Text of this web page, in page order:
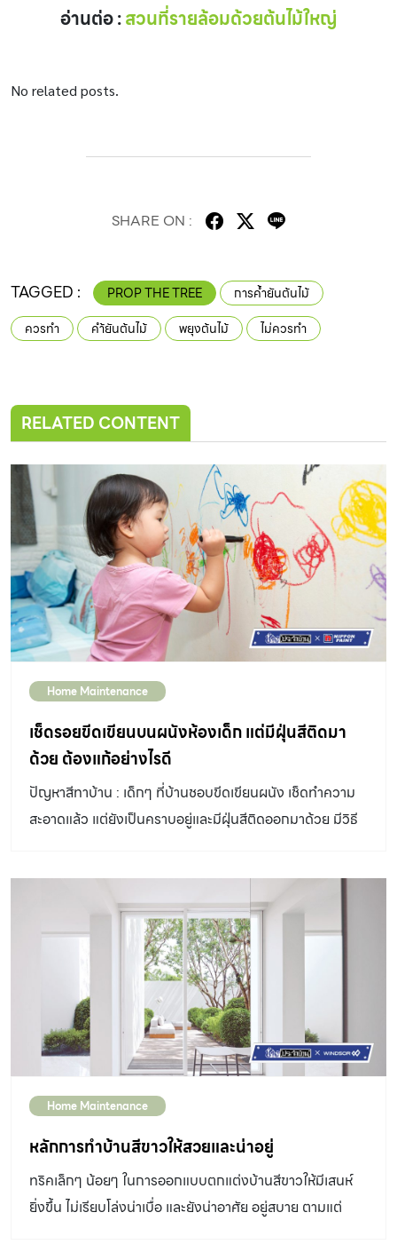
อ่านต่อ :สวนที่รายล้อมด้วยต้นไม้ใหญ่
No related posts.
SHARE ON :
TAGGED : PROP THE TREE
การค้ำยันต้นไม้
ควรทำ
คำ้ยันต้นไม้ พยุงต้นไม้ ไม่ควรทำ
RELATED CONTENT
Home Maintenance
เช็ดรอยขีดเขียนบนผนังห้องเด็ก แต่มีฝุ่นสีติดมา
ด้วย ต้องแก้อย่างไรดี
ปัญหาสีทาบ้าน : เด็กๆ ที่บ้านชอบขีดเขียนผนัง เช็ดทำความ
สะอาดแล้ว แต่ยังเป็นคราบอยู่และมีฝุ่นสีติดออกมาด้วย มีวิธี
ได้ ภายในห้องเด็กจึงมักตกแต่งและทาสีที่สดใส ส่งเสริมให้เกิด
การเรียนรู้ แต่รู้หรือไม่การเลือกสีทาห้องเด็กไม่ใช่แค่การเลือก
โทนสีให้เหมาะสมและสวยงามเท่านั้น แต่ควรคำนึง
“functional” ที่เกิดขึ้นเมื่อถึงเวลาใช้งานจริงๆ ด้วย สำหรับ
บ้านที่มีเด็กทั้งเด็กวัยเตรียมอนุบาลและวัยประถม ซึ่งเป็นช่วง
กำลังซนและเรียนรู้สิ่งรอบตัวอยู่เสมอ มักจะเจอปัญหาบ้านรก
ด้วยของเล่นที่กระจัดกระจายอยู่ไปทั่ว เช่นเดียวกับผนังบ้านที่
ถูกใช้เป็นกระดานขีดเขียน ปลดปล่อยจินตนาการ ด้วยความ
ด้วยลวดลายสีเทียน คงเป็นเรื่องชวนปวดหัวไม่เบา ฟังก์ชัน
ของสีทาบ้านที่เหมาะกับห้องเด็ก ควรเช็ดทำความสะอาดง่าย
เมื่อเกิดคราบสกปรกหรือคราบรอยขีดเขียน ซึ่งเป็นธรรมชาติ
ของเด็กในวัยเรียนรู้ที่จะสร้างจินตนาการผ่านการวาดเขียน
และใช้ผนังบ้านเป็นเฟรมถ่ายทอดความคิดสร้างสรรค์นั้น รวม
Home Maintenance
หลักการทำบ้านสีขาวให้สวยและน่าอยู่
ทริคเล็กๆ น้อยๆ ในการออกแบบตกแต่งบ้านสีขาวให้มีเสนห์
ยิ่งขึ้น ไม่เรียบโล่งน่าเบื่อ และยังน่าอาศัย อยู่สบาย ตามแต่